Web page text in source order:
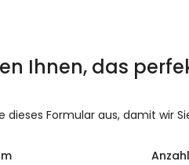
Ihnen, das
dieses Formular aus, damit wir